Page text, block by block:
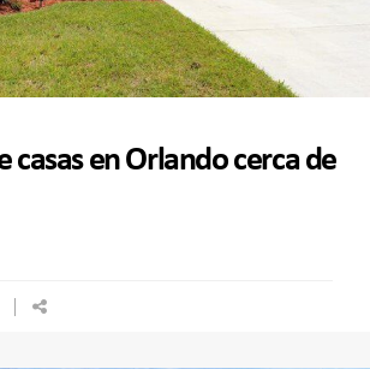
casas en Orlando cerca de